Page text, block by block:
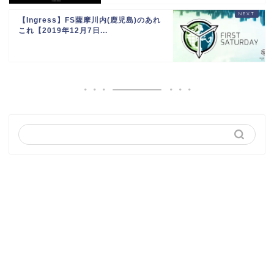
【Ingress】FS薩摩川内(鹿児島)のあれ
これ【2019年12月7日...